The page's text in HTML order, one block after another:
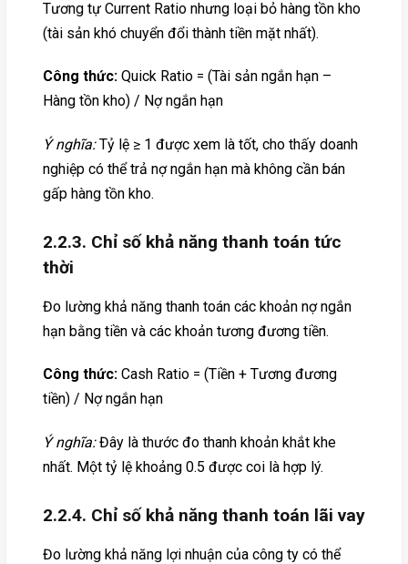
Tương tự Current Ratio nhưng loại bỏ hàng tồn kho
(tài sản khó chuyển đổi thành tiền mặt nhất).
Công thức: Quick Ratio = (Tài sản ngắn hạn –
Hàng tồn kho) / Nợ ngắn hạn
Ý nghĩa:Tỷ lệ ≥ 1 được xem là tốt, cho thấy doanh
nghiệp có thể trả nợ ngắn hạn mà không cần bán
gấp hàng tồn kho.
2.2.3. Chỉ số khả năng thanh toán tức
thời
Đo lường khả năng thanh toán các khoản nợ ngắn
hạn bằng tiền và các khoản tương đương tiền.
Công thức: Cash Ratio = (Tiền + Tương đương
tiền) / Nợ ngắn hạn
Ý nghĩa:Đây là thước đo thanh khoản khắt khe
nhất. Một tỷ lệ khoảng 0.5 được coi là hợp lý.
2.2.4. Chỉ số khả năng thanh toán lãi vay
Đo lường khả năng lợi nhuận của công ty có thể